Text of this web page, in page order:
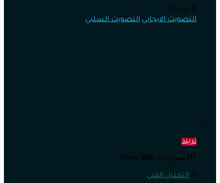
0
التصويت الايجابي التصويت السلبي
تريند
117 مشاركات858
in التحليل الفني